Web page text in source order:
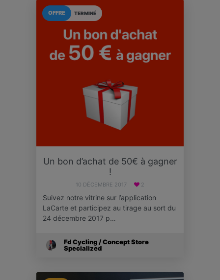
TERMINÉ
OFFRE
Un bon d’achat de 50€ à gagner
!
10 DÉCEMBRE 2017 2
Suivez notre vitrine sur l’application
LaCarte et participez au tirage au sort du
24 décembre 2017 p…
Fd Cycling / Concept Store
Specialized